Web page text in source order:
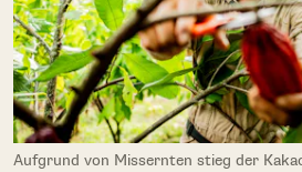
Aufgrund von Missernten stieg der